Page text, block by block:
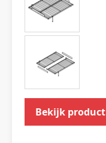
Bekijk product